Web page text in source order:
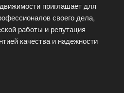
приглашает для
своего дела,
работы и репутация
качества и надежности